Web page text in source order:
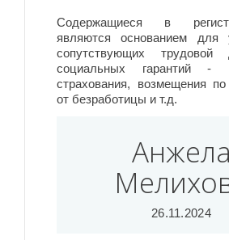
Содержащиеся в
являются основанием для
сопутствующих трудовой
социальных гарантий -
страхования, возмещения
от безработицы и т.д.
Анжела
26.11.2024